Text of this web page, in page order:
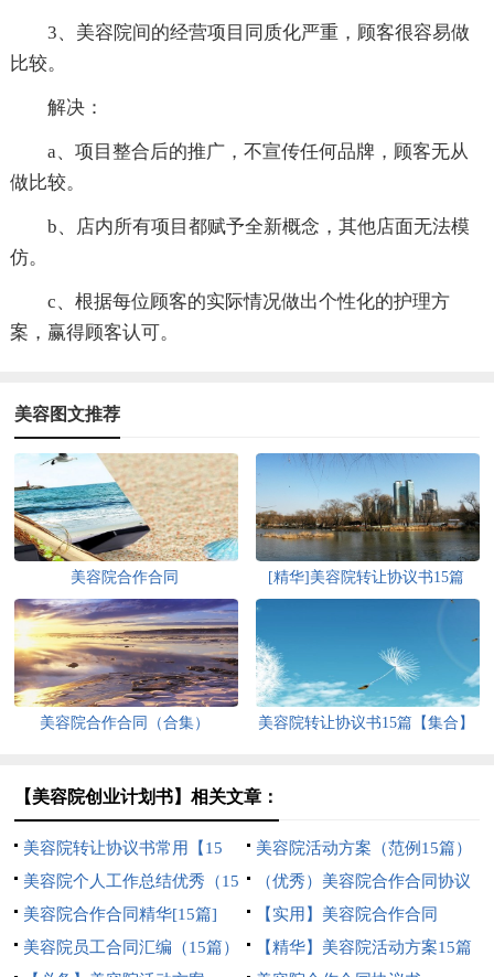
3、美容院间的经营项目同质化严重，顾客很容易做
比较。
解决：
a、项目整合后的推广，不宣传任何品牌，顾客无从
做比较。
b、店内所有项目都赋予全新概念，其他店面无法模
仿。
c、根据每位顾客的实际情况做出个性化的护理方
案，赢得顾客认可。
美容图文推荐
美容院合作合同 [精华]美容院转让协议书15篇
美容院合作合同（合集） 美容院转让协议书15篇【集合】
【美容院创业计划书】相关文章：
美容院转让协议书常用【15
篇】
美容院活动方案（范例15篇）
美容院个人工作总结优秀（15
篇）
（优秀）美容院合作合同协议
书
美容院合作合同精华[15篇]
【实用】美容院合作合同
美容院员工合同汇编（15篇）
【精华】美容院活动方案15篇